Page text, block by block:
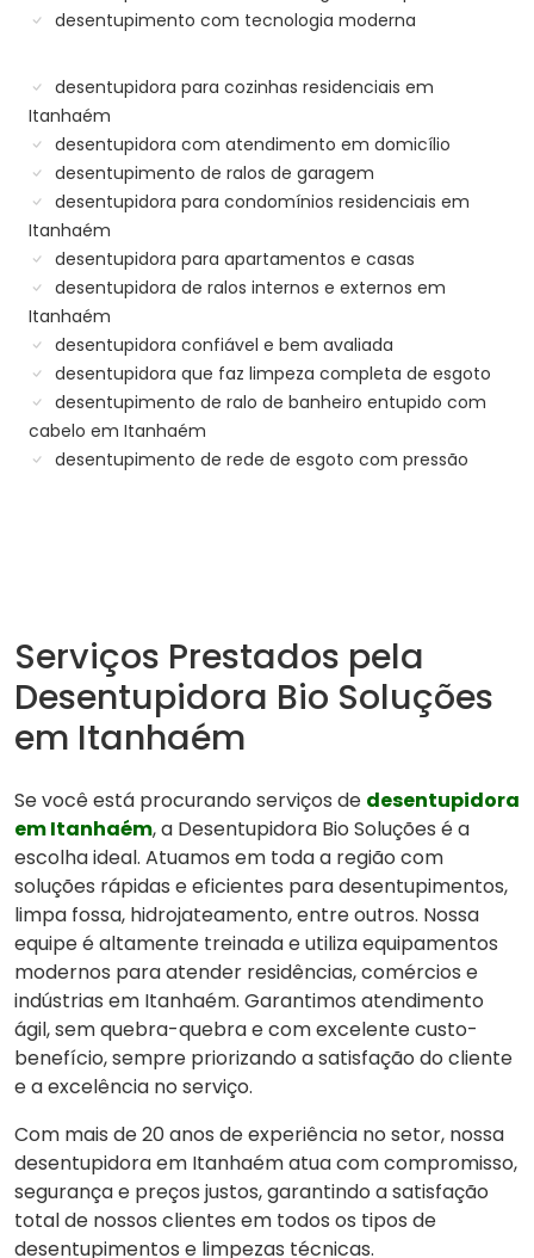
desentupimento com tecnologia moderna
desentupidora para cozinhas residenciais em
Itanhaém
desentupidora com atendimento em domicílio
desentupimento de ralos de garagem
desentupidora para condomínios residenciais em
Itanhaém
desentupidora para apartamentos e casas
desentupidora de ralos internos e externos em
Itanhaém
desentupidora confiável e bem avaliada
desentupidora que faz limpeza completa de esgoto
desentupimento de ralo de banheiro entupido com
cabelo em Itanhaém
desentupimento de rede de esgoto com pressão
Serviços Prestados pela
Desentupidora Bio Soluções
em Itanhaém
Se você está procurando serviços de desentupidora
em Itanhaém, a Desentupidora Bio Soluções é a
escolha ideal. Atuamos em toda a região com
soluções rápidas e eficientes para desentupimentos,
limpa fossa, hidrojateamento, entre outros. Nossa
equipe é altamente treinada e utiliza equipamentos
modernos para atender residências, comércios e
indústrias em Itanhaém. Garantimos atendimento
ágil, sem quebra-quebra e com excelente custo-
benefício, sempre priorizando a satisfação do cliente
e a excelência no serviço.
Com mais de 20 anos de experiência no setor, nossa
desentupidora em Itanhaém atua com compromisso,
segurança e preços justos, garantindo a satisfação
total de nossos clientes em todos os tipos de
desentupimentos e limpezas técnicas.